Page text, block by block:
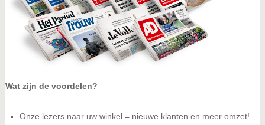
Wat zijn de voordelen?
Onze lezers naar uw winkel = nieuwe klanten en meer omzet!